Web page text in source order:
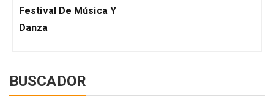
Festival De Música Y
Danza
BUSCADOR